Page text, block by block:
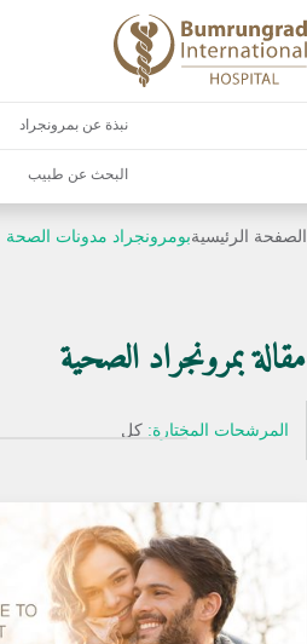
نبذة عن بمرونجراد
البحث عن طبيب
الصفحة الرئيسيةبومرونجراد مدونات الصحة
مقالة بمرونجراد الصحية
المرشحات المختارة: كل